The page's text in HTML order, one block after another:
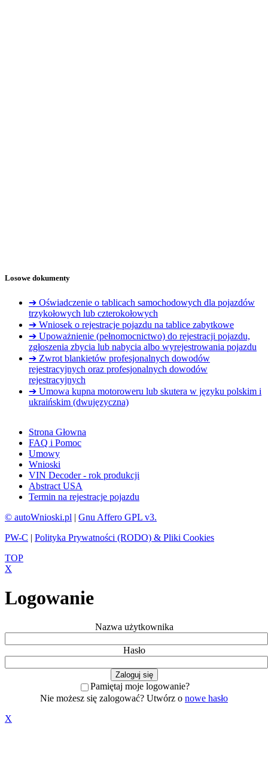
Losowe dokumenty
➔ Oświadczenie o tablicach samochodowych dla pojazdów
trzykołowych lub czterokołowych
➔ Wniosek o rejestracje pojazdu na tablice zabytkowe
➔ Upoważnienie (pełnomocnictwo) do rejestracji pojazdu,
zgłoszenia zbycia lub nabycia albo wyrejestrowania pojazdu
➔ Zwrot blankietów profesjonalnych dowodów
rejestracyjnych oraz profesjonalnych dowodów
rejestracyjnych
➔ Umowa kupna motoroweru lub skutera w języku polskim i
ukraińskim (dwujęzyczna)
Strona Głowna
FAQ i Pomoc
Umowy
Wnioski
VIN Decoder - rok produkcji
Abstract USA
Termin na rejestracje pojazdu
© autoWnioski.pl | Gnu Affero GPL v3.
PW-C | Polityka Prywatności (RODO) & Pliki Cookies
TOP
X
Logowanie
Nazwa użytkownika
Hasło
Pamiętaj moje logowanie?
Nie możesz się zalogować? Utwórz o nowe hasło
X